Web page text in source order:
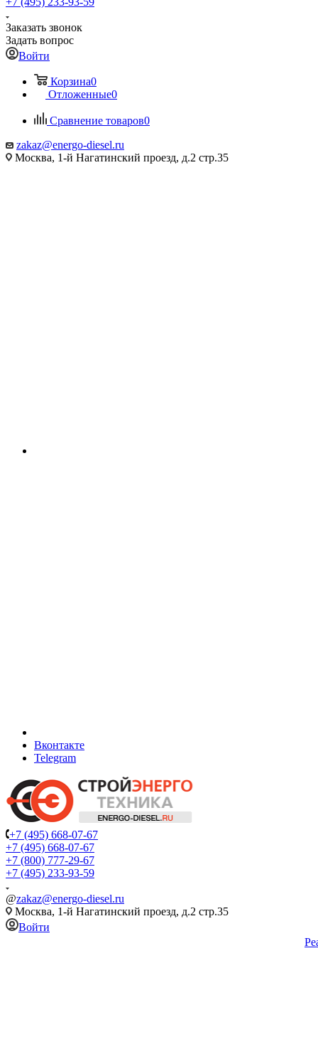
Заказать звонок
Задать вопрос
Войти
Корзина0
Отложенные0
Сравнение товаров0
zakaz@energo-diesel.ru
Москва, 1-й Нагатинский проезд, д.2 стр.35
Вконтакте
Telegram
+7 (495) 668-07-67
+7 (495) 668-07-67
+7 (800) 777-29-67
+7 (495) 233-93-59
@zakaz@energo-diesel.ru
Москва, 1-й Нагатинский проезд, д.2 стр.35
Войти